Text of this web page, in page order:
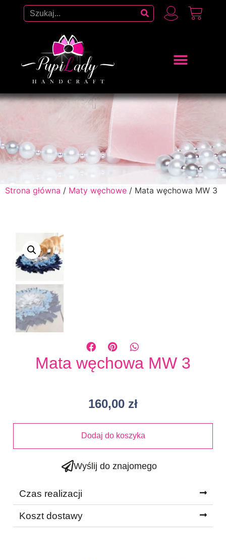
Strona główna / Maty węchowe / Mata węchowa MW 3
Mata węchowa MW 3
160,00 zł
Dodaj do koszyka
Wyślij do znajomego
Czas realizacji
Koszt dostawy